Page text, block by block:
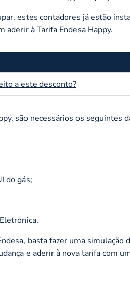
estes contadores já estão
aderir à Tarifa Endesa Happy.
a este desconto?
são necessários os seguintes
do gás;
basta fazer uma simulação
e aderir à nova tarifa com